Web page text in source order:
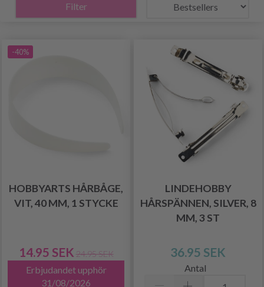
Filter
-40%
HOBBYARTS HÅRBÅGE,
VIT, 40 MM, 1 STYCKE
14.95 SEK 24.95 SEK
Erbjudandet upphör
31/08/2026
LINDEHOBBY
HÅRSPÄNNEN, SILVER, 8
MM, 3 ST
36.95 SEK
Antal